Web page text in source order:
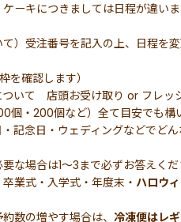
ーキにつきましては日程が違いま
）受注番号を記入の上、日程を
を確認します）
いて 店頭お受け取り or フレッ
個・200個など）全て目安でも
記念日・ウェディングなどでど
要な場合は1〜3まで必ずお答えく
業式・入学式・年度末・ ハロウ
数の増やす場合は、 冷凍便はレ